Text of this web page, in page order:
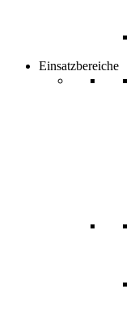
Einsatzbereiche